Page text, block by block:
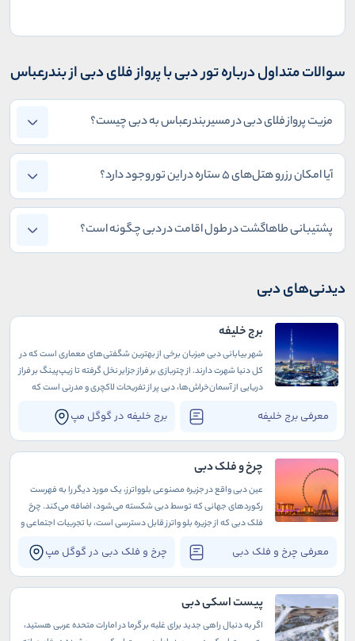
سوالات متداول درباره تور دبی با پرواز فلای دبی از بندرعباس
مزیت پرواز فلای دبی در مسیر بندرعباس به دبی چیست؟
آیا امکان رزرو هتل‌های ۵ ستاره در این تور وجود دارد؟
پشتیبانی طاهاگشت در طول اقامت در دبی چگونه است؟
دیدنی‌های دبی
برج خلیفه
معرفی برج خلیفه برج خلیفه در گوگل مپ
شهر بیابانی دبی میزبان برخی از بهترین شگفتی‌های معماری است که در
کل دنیا شهرت دارند. از چتربازی بر فراز جزایر نخل گرفته تا زیپ‌پینگ بر فراز
دریایی از آسمان‌خراش‌ها، دبی پر از تفریحات لاکچری و مدرنی است که
چرخ و فلک دبی
معرفی چرخ و فلک دبی چرخ و فلک دبی در گوگل مپ
عین دبی واقع در جزیره مصنوعی بلوواترز، یک مورد دیگر را به فهرست
رکوردهای جهانی که توسط دبی شکسته می‌شود، اضافه می‌کند. چرخ
فلک دبی که از جزیره بلو واترز قابل دسترسی است، با تجربیات اجتماعی و
هر گردشگری شده است.
پیست اسکی دبی
اگر به دنبال راهی جدید برای غلبه بر گرما در امارات متحده عربی هستید،